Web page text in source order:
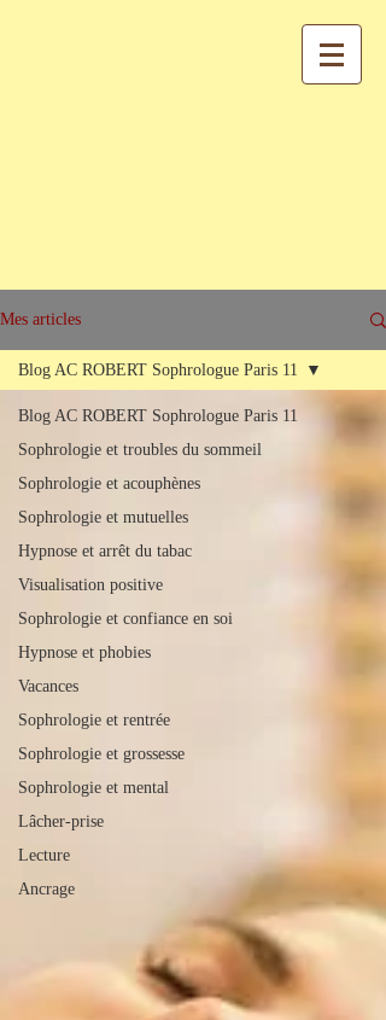
Mes articles
Blog AC ROBERT Sophrologue Paris 11
Sophrologie et troubles du sommeil
Sophrologie et acouphènes
Sophrologie et mutuelles
Hypnose et arrêt du tabac
Visualisation positive
Sophrologie et confiance en soi
Hypnose et phobies
Vacances
Sophrologie et rentrée
Sophrologie et grossesse
Sophrologie et mental
Lâcher-prise
Lecture
Ancrage
Blog AC ROBERT Sophrologue Paris 11